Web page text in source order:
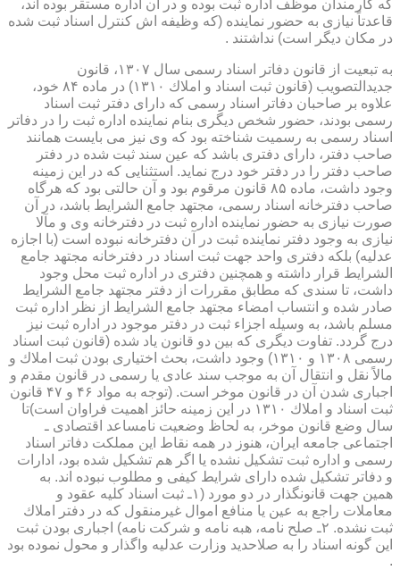
كه كارمندان موظف اداره ثبت بوده و در آن اداره مستقر بوده اند،
قاعدتاً نیازی به حضور نماینده (كه وظیفه اش كنترل اسناد ثبت شده
در مكان دیگر است) نداشتند .
به تبعیت از قانون دفاتر اسناد رسمی سال ۱۳۰۷، قانون
جدیدالتصویب (قانون ثبت اسناد و املاك ۱۳۱۰) در ماده ۸۴ خود،
علاوه بر صاحبان دفاتر اسناد رسمی كه دارای دفتر ثبت اسناد
رسمی بودند، حضور شخص دیگری بنام نماینده اداره ثبت را در دفاتر
اسناد رسمی به رسمیت شناخته بود كه وی نیز می بایست همانند
صاحب دفتر، دارای دفتری باشد كه عین سند ثبت شده در دفتر
صاحب دفتر را در دفتر خود درج نماید. استثنایی كه در این زمینه
وجود داشت، ماده ۸۵ قانون مرقوم بود و آن حالتی بود كه هرگاه
صاحب دفترخانه اسناد رسمی، مجتهد جامع الشرایط باشد، در آن
صورت نیازی به حضور نماینده اداره ثبت در دفترخانه وی و مآلا
نیازی به وجود دفتر نماینده ثبت در آن دفترخانه نبوده است (با اجازه
عدلیه) بلكه دفتری واحد جهت ثبت اسناد در دفترخانه مجتهد جامع
الشرایط قرار داشته و همچنین دفتری در اداره ثبت محل وجود
داشت، تا سندی كه مطابق مقررات از دفتر مجتهد جامع الشرایط
صادر شده و انتساب امضاء مجتهد جامع الشرایط از نظر اداره ثبت
مسلم باشد، به وسیله اجزاء ثبت در دفتر موجود در اداره ثبت نیز
درج گردد. تفاوت دیگری كه بین دو قانون یاد شده (قانون ثبت اسناد
رسمی ۱۳۰۸ و ۱۳۱۰) وجود داشت، بحث اختیاری بودن ثبت املاك و
مالاً نقل و انتقال آن به موجب سند عادی یا رسمی در قانون مقدم و
اجباری شدن آن در قانون موخر است. (توجه به مواد ۴۶ و ۴۷ قانون
ثبت اسناد و املاك ۱۳۱۰ در این زمینه حائز اهمیت فراوان است)تا
سال وضع قانون موخر، به لحاظ وضعیت نامساعد اقتصادی ـ
اجتماعی جامعه ایران، هنوز در همه نقاط این مملكت دفاتر اسناد
رسمی و اداره ثبت تشكیل نشده یا اگر هم تشكیل شده بود، ادارات
و دفاتر تشكیل شده دارای شرایط كیفی و مطلوب نبوده اند. به
همین جهت قانونگذار در دو مورد (۱ـ ثبت اسناد كلیه عقود و
معاملات راجع به عین یا منافع اموال غیرمنقول كه در دفتر املاك
ثبت نشده. ۲ـ صلح نامه، هبه نامه و شركت نامه) اجباری بودن ثبت
این گونه اسناد را به صلاحدید وزارت عدلیه واگذار و محول نموده بود
.